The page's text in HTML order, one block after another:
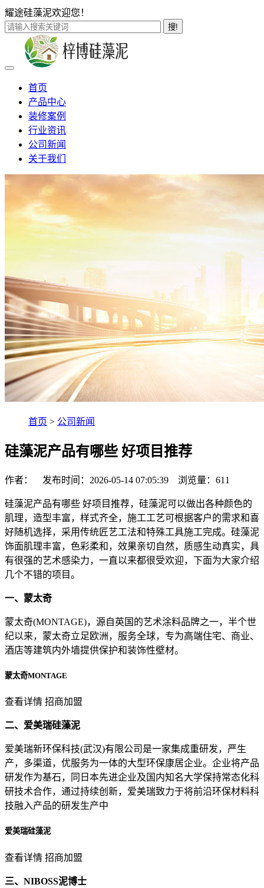
耀途硅藻泥欢迎您！
搜!
首页
产品中心
装修案例
行业资讯
公司新闻
关于我们
首页 > 公司新闻
硅藻泥产品有哪些 好项目推荐
作者： 发布时间：2026-05-14 07:05:39 浏览量： 611
硅藻泥产品有哪些 好项目推荐，硅藻泥可以做出各种颜色的
肌理，造型丰富，样式齐全，施工工艺可根据客户的需求和喜
好随机选择，采用传统匠艺工法和特殊工具施工完成。硅藻泥
饰面肌理丰富，色彩柔和，效果亲切自然，质感生动真实，具
有很强的艺术感染力，一直以来都很受欢迎，下面为大家介绍
几个不错的项目。
一、蒙太奇
蒙太奇(MONTAGE)，源自英国的艺术涂料品牌之一，半个世
纪以来，蒙太奇立足欧洲，服务全球，专为高端住宅、商业、
酒店等建筑内外墙提供保护和装饰性壁材。
蒙太奇MONTAGE
查看详情 招商加盟
二、爱美瑞硅藻泥
爱美瑞新环保科技(武汉)有限公司是一家集成重研发，严生
产，多渠道，优服务为一体的大型环保康居企业。企业将产品
研发作为基石，同日本先进企业及国内知名大学保持常态化科
研技术合作，通过持续创新，爱美瑞致力于将前沿环保材料科
技融入产品的研发生产中
爱美瑞硅藻泥
查看详情 招商加盟
三、NIBOSS泥博士